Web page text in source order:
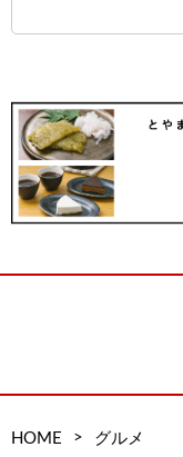
HOME > グルメ